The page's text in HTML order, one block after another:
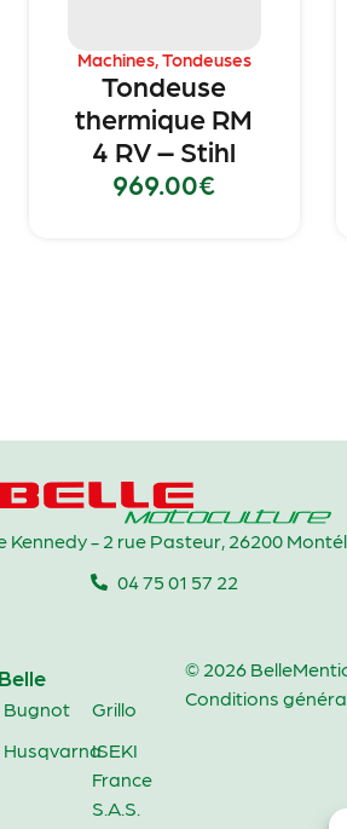
Machines, Tondeuses
Tondeuse
thermique RM
4 RV – Stihl
969.00€
Kennedy - 2 rue Pasteur, 26200
04 75 01 57 22
Belle
Bugnot
Grillo
HusqvarnaISEKI
France
S.A.S.
© 2026 Belle
Conditions